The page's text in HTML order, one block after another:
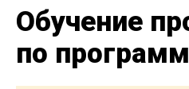
Обучение
по